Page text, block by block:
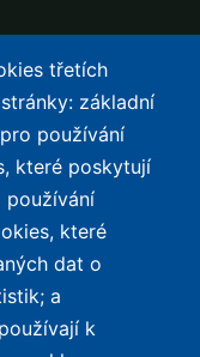
užívání a
osobních údajů
Point
třetích
základní
používání
které poskytují
používání
které
dat o
a
k